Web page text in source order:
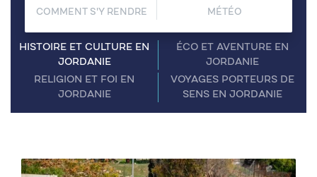
COMMENT S'Y RENDRE MÉTÉO
HISTOIRE ET CULTURE EN
JORDANIE
ÉCO ET AVENTURE EN
JORDANIE
RELIGION ET FOI EN
JORDANIE
VOYAGES PORTEURS DE
SENS EN JORDANIE